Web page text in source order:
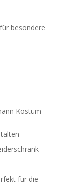
besondere
Kostüm
für die